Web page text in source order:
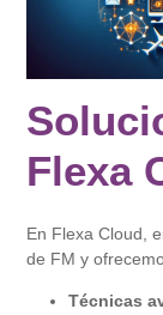
Flexa
En Flexa Cloud,
de FM y
Técnicas